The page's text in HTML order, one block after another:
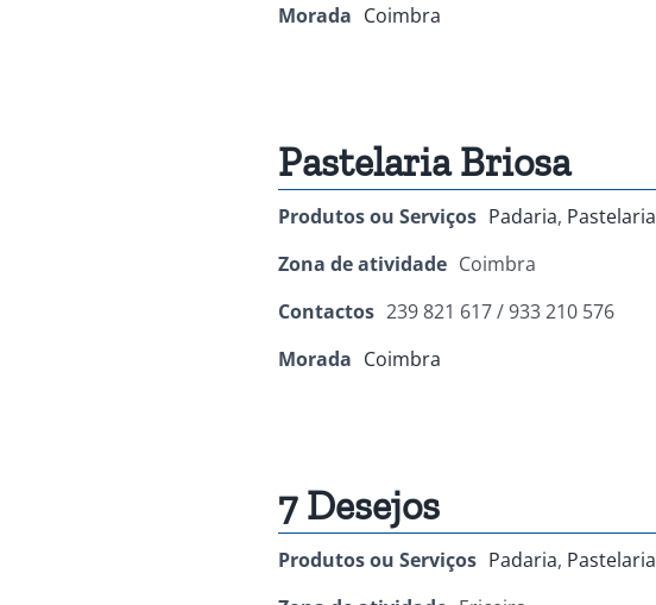
Morada Coimbra
Pastelaria Briosa
Produtos ou Serviços Padaria, Pastelaria
Zona de atividade Coimbra
Contactos 239 821 617 / 933 210 576
Morada Coimbra
7 Desejos
Produtos ou Serviços Padaria, Pastelaria